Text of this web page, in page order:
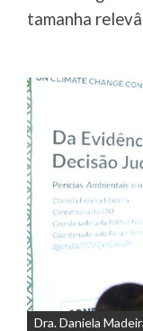
tamanha
Dra. Daniela